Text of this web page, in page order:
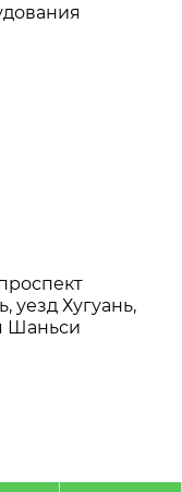
уезд Хугуань,
Шаньси